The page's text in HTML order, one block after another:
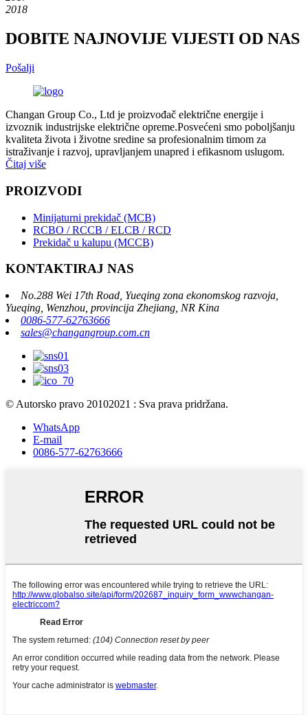
2018
DOBITE NAJNOVIJE VIJESTI OD NAS
Pošalji
Changan Group Co., Ltd je proizvođač električne energije i
izvoznik industrijske električne opreme.Posvećeni smo poboljšanju
kvaliteta života i životne sredine sa profesionalnim timom za
istraživanje i razvoj, upravljanjem unapred i efikasnom uslugom.
Čitaj više
PROIZVODI
Minijaturni prekidač (MCB)
RCBO / RCCB / ELCB / RCD
Prekidač u kalupu (MCCB)
KONTAKTIRAJ NAS
No.288 Wei 17th Road, Yueqing zona ekonomskog razvoja,
Yueqing, Wenzhou, provincija Zhejiang, NR Kina
0086-577-62763666
sales@changangroup.com.cn
© Autorsko pravo 20102021 : Sva prava pridržana.
WhatsApp
E-mail
0086-577-62763666